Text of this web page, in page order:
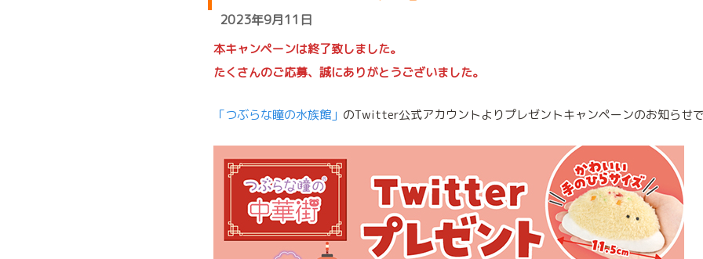
2023年9月11日
本キャンペーンは終了致しました。
たくさんのご応募、誠にありがとうございました。
「つぶらな瞳の水族館」 のTwitter公式アカウントよりプレゼントキャンペーンのお知らせ